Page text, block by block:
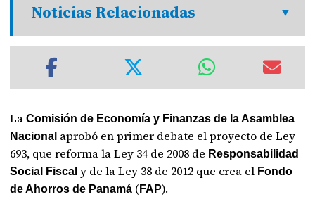
Noticias Relacionadas
LaComisión de Economía y Finanzas de la Asamblea
Nacional aprobó en primer debate el proyecto de Ley
693, que reforma la Ley 34 de 2008 de Responsabilidad
Social Fiscaly de la Ley 38 de 2012 que crea el Fondo
de Ahorros de Panamá ( FAP).